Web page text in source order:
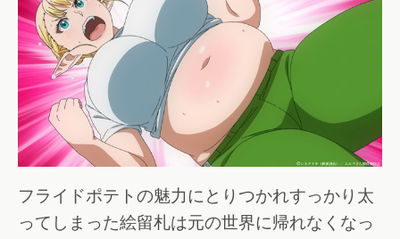
フライドポテトの魅力にとりつかれすっかり太
ってしまった絵留札は元の世界に帰れなくなっ